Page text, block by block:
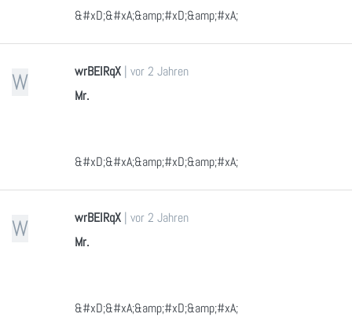
&#xD;&#xA;&amp;#xD;&amp;#xA;
W wrBEIRqX | vor 2 Jahren
Mr.
&#xD;&#xA;&amp;#xD;&amp;#xA;
W wrBEIRqX | vor 2 Jahren
Mr.
&#xD;&#xA;&amp;#xD;&amp;#xA;